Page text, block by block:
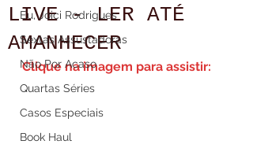
Eu, Joici Rodrigues
Sextas Assustadoras
Não Por Acaso
Quartas Séries
Casos Especiais
Book Haul
LIVE - LER ATÉ
AMANHECER
Clique na imagem para assistir: